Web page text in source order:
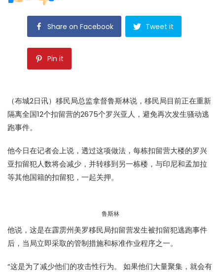
Share on Facebook Tweet it
Pin it
（布城2日讯） 移民局总监拿督鲁斯林说， 移民局目前正在重新
隔离全国12个扣留营的2675个罗兴亚人，避免再次发生骚动逃
跑事件。
他今日在记者会上说，透过这项做法，每栋扣留营大楼的罗兴
亚扣留犯人数将会减少，并转移到另一栋楼，与印尼和孟加拉
等其他国籍的扣留犯，一起关押。
鲁斯林
他说，这是在霹雳州美罗移民局扣留营发生被扣留犯逃跑事件
后，当局立即采取的管制措施和标准作业程序之一。
“这是为了减少他们的攻击性行为。 如果他们大量聚集，就会有